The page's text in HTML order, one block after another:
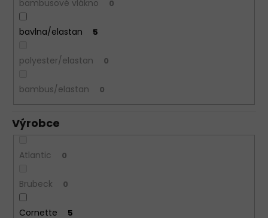
bambusové vlákno 0
bavlna/elastan 5
polyester/elastan 0
bambus/elastan 0
Výrobce
Atlantic 0
Brubeck 0
Cornette 5